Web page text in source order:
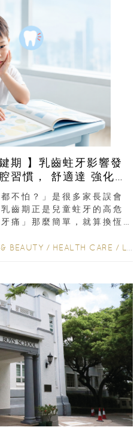
期 】乳齒蛀牙影響發
達 強化琺
不怕？」是很多家長誤會
齒期正是兒童蛀牙的高危
痛」那麼簡單，就算換恆
BEAUTY / HEALTH CARE / LIFESTYLE